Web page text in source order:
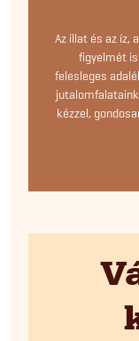
Az illat és az íz,
figyelmét
felesleges
kézzel,